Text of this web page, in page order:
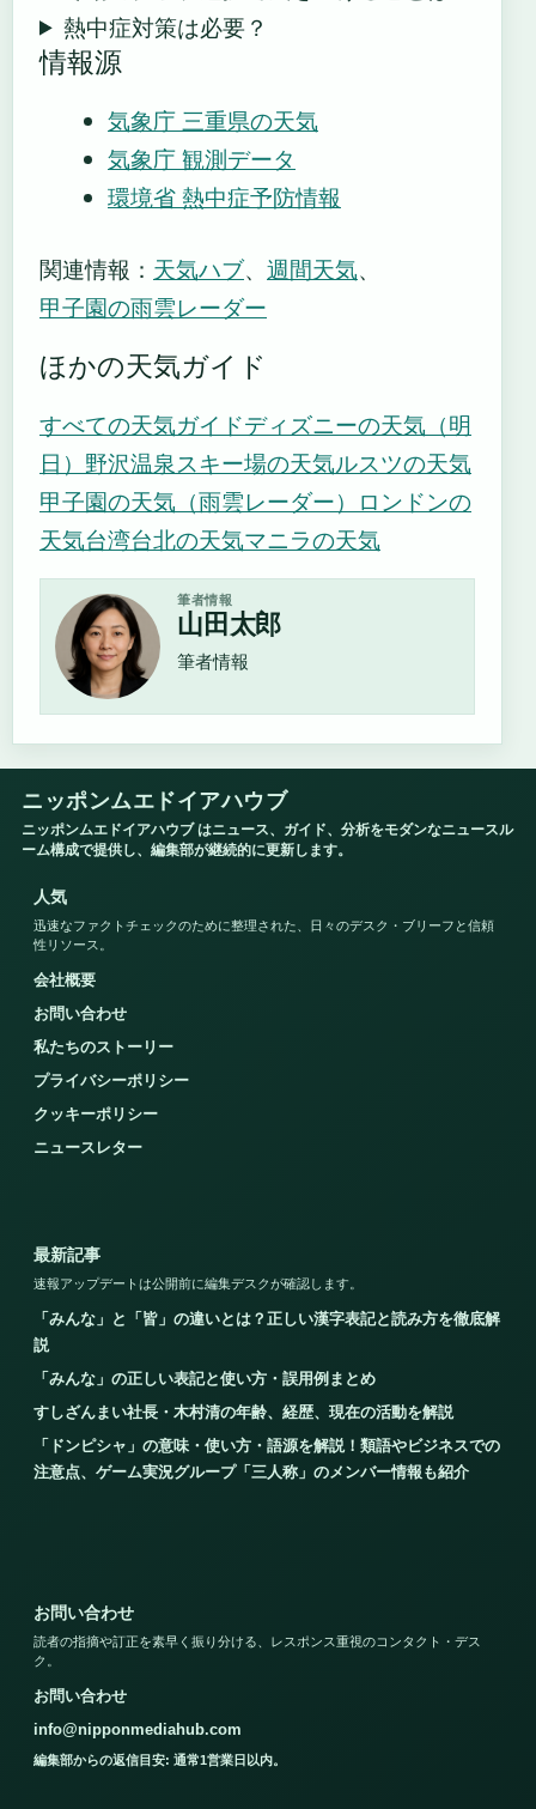
熱中症対策は必要？
情報源
気象庁 三重県の天気
気象庁 観測データ
環境省 熱中症予防情報
関連情報： 天気ハブ、 週間天気、
甲子園の雨雲レーダー
ほかの天気ガイド
すべての天気ガイドディズニーの天気（明
日） 野沢温泉スキー場の天気ルスツの天気
甲子園の天気（雨雲レーダー） ロンドンの
天気台湾台北の天気マニラの天気
筆者情報
山田太郎
筆者情報
ニッポンムエドイアハウブ
ニッポンムエドイアハウブ はニュース、ガイド、分析をモダンなニュースル
ーム構成で提供し、編集部が継続的に更新します。
人気
迅速なファクトチェックのために整理された、日々のデスク・ブリーフと信頼
性リソース。
会社概要
お問い合わせ
私たちのストーリー
プライバシーポリシー
クッキーポリシー
ニュースレター
最新記事
速報アップデートは公開前に編集デスクが確認します。
「みんな」と「皆」の違いとは？正しい漢字表記と読み方を徹底解
説
「みんな」の正しい表記と使い方・誤用例まとめ
すしざんまい社長・木村清の年齢、経歴、現在の活動を解説
「ドンピシャ」の意味・使い方・語源を解説！類語やビジネスでの
注意点、ゲーム実況グループ「三人称」のメンバー情報も紹介
お問い合わせ
読者の指摘や訂正を素早く振り分ける、レスポンス重視のコンタクト・デス
ク。
お問い合わせ
info@nipponmediahub.com
編集部からの返信目安: 通常1営業日以内。